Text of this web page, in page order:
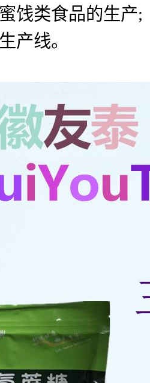
饯类食品的生产;
产线。